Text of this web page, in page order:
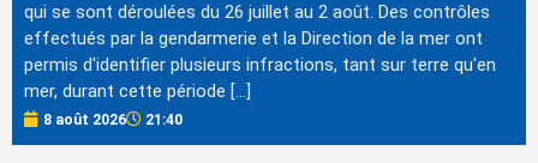
qui se sont déroulées du 26 juillet au 2 août. Des contrôles
effectués par la gendarmerie et la Direction de la mer ont
permis d'identifier plusieurs infractions, tant sur terre qu'en
mer, durant cette période […]
8 août 2026 21:40